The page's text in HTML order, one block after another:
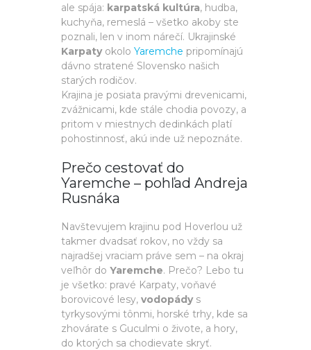
ale spája: karpatská kultúra, hudba,
kuchyňa, remeslá – všetko akoby ste
poznali, len v inom nárečí. Ukrajinské
Karpatyokolo Yaremche pripomínajú
dávno stratené Slovensko našich
starých rodičov.
Krajina je posiata pravými drevenicami,
zvážnicami, kde stále chodia povozy, a
pritom v miestnych dedinkách platí
pohostinnosť, akú inde už nepoznáte.
Prečo cestovať do
Yaremche – pohľad Andreja
Rusnáka
Navštevujem krajinu pod Hoverlou už
takmer dvadsať rokov, no vždy sa
najradšej vraciam práve sem – na okraj
veľhôr do Yaremche. Prečo? Lebo tu
je všetko: pravé Karpaty, voňavé
borovicové lesy, vodopádys
tyrkysovými tônmi, horské trhy, kde sa
zhovárate s Guculmi o živote, a hory,
do ktorých sa chodievate skryť.